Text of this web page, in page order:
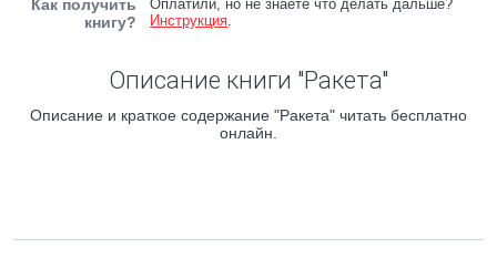
Как получить
книгу?
Оплатили, но не знаете что делать дальше?
Инструкция.
Описание книги "Ракета"
Описание и краткое содержание "Ракета" читать бесплатно
онлайн.